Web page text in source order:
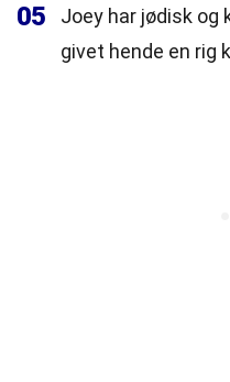
05
Joey har jødisk og
givet hende en rig